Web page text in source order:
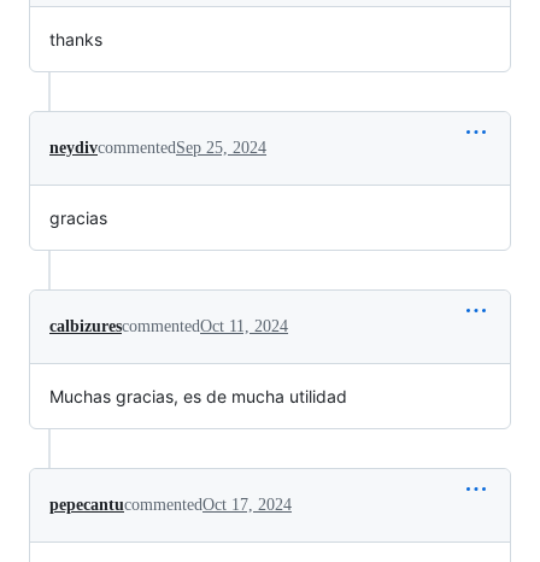
thanks
neydivcommentedSep 25, 2024
gracias
calbizurescommentedOct 11, 2024
Muchas gracias, es de mucha utilidad
pepecantucommentedOct 17, 2024